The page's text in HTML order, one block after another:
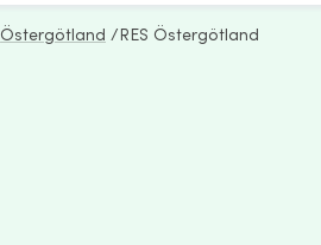
Östergötland / RES Östergötland